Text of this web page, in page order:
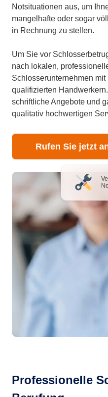
Notsituationen aus, um
mangelhafte oder sogar
in Rechnung zu stellen.
Um Sie vor
nach lokalen,
Schlosserunternehmen
qualifizierten
schriftliche Angebote und
qualitativ hochwertigen
Rufen Sie jetzt
Professionelle